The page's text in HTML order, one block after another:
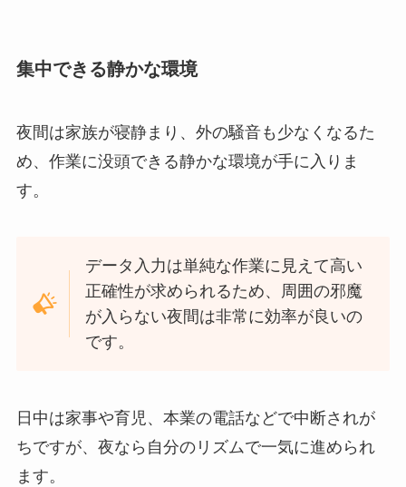
集中できる静かな環境
夜間は家族が寝静まり、外の騒音も少なくなるた
め、作業に没頭できる静かな環境が手に入りま
す。
データ入力は単純な作業に見えて高い
正確性が求められるため、周囲の邪魔
が入らない夜間は非常に効率が良いの
です。
日中は家事や育児、本業の電話などで中断されが
ちですが、夜なら自分のリズムで一気に進められ
ます。